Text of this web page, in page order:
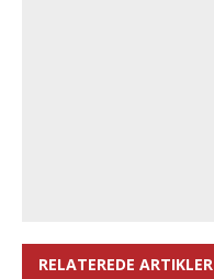
RELATEREDE ARTIKLER